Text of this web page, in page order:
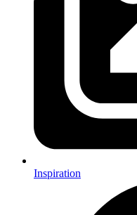
Inspiration